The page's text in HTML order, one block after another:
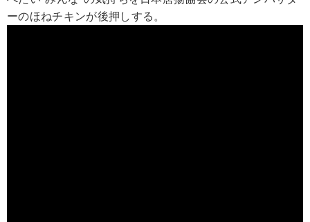
ーのほねチキンが後押しする。